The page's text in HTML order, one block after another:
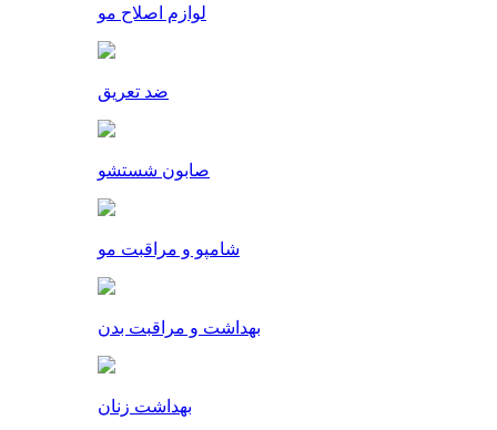
لوازم اصلاح مو
ضد تعریق
صابون شستشو
شامپو و مراقبت مو
بهداشت و مراقبت بدن
بهداشت زنان